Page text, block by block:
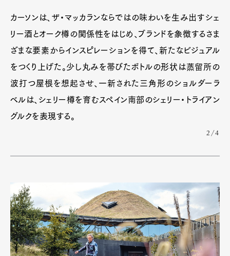
カーソンは、ザ・マッカランならではの味わいを生み出すシェ
リー酒とオーク樽の関係性をはじめ、ブランドを象徴するさま
ざまな要素からインスピレーションを得て、新たなビジュアル
をつくり上げた。少し丸みを帯びたボトルの形状は蒸留所の
波打つ屋根を想起させ、一新された三角形のショルダーラ
ベルは、シェリー樽を育むスペイン南部のシェリー・トライアン
グルクを表現する。
2/4